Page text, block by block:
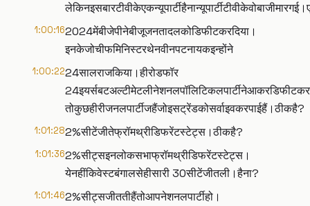
1:00:162024मेंबीजेपीनेबीजूजनतादलकोडिफीटकरदिया।
इनकेजोचीफमिनिस्टरथेनवीनपटनायकइन्होंने
1:00:2224सालराजकिया।हीरोडफॉर
तोकुछहीरीजनलपार्टीजहैंजोइसट्रेंडकोसर्वाइवकरपाईहैं।ठीकहै?
1:01:282%सीटेंजीतेफ्रॉमथ्रीडिफरेंटस्टेट्स।ठीकहै?
1:01:362%सीट्सइनलोकसभाफ्रॉमथ्रीडिफरेंटस्टेट्स।
येनहींकिवेस्टबंगालसेहीसारी 30सीटेंजीतली।हैना?
1:01:462%सीट्सजीततीहैंतोआपनेशनलपार्टीहो।